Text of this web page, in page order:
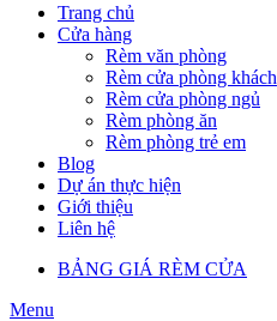
Trang chủ
Cửa hàng
Rèm văn phòng
Rèm cửa phòng khách
Rèm cửa phòng ngủ
Rèm phòng ăn
Rèm phòng trẻ em
Blog
Dự án thực hiện
Giới thiệu
Liên hệ
BẢNG GIÁ RÈM CỬA
Menu